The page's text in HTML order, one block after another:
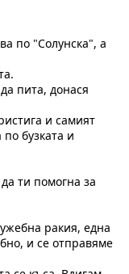
по "Солунска", а
пита, донася
и самият
бузката и
ти помогна за
ракия, една
и се отправяме